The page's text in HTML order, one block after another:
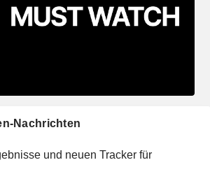
Nachrichten
und neuen Tracker für